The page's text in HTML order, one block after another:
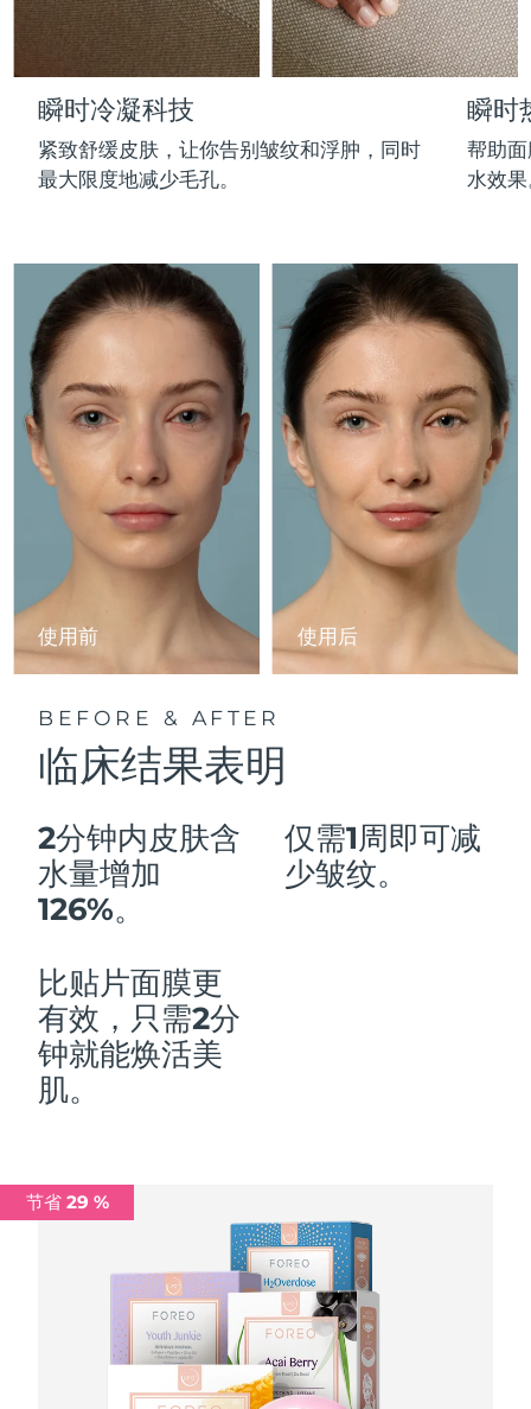
瞬时冷凝科技
紧致舒缓皮肤，让你告别皱纹和浮肿，同时
最大限度地减少毛孔。
瞬时
帮助
水效
使用前 使用后
BEFORE & AFTER
临床结果表明
2分钟内皮肤含
水量增加
126%。
仅需1周即可减
少皱纹。
比贴片面膜更
有效，只需2分
钟就能焕活美
肌。
节省 29 %
PEACH™ 2 go
Travel-friendly IPL hair removal
PEACH™ Cooling Prep Gel
Cooling IPL hair removal gel
SUPERCHARGED™ serum
Firming body serum
ESPADA™ 2
Acne treatment device
ESPADA™ Blemish Solution
ESPADA™ 设备
All acne treatment devices
IRIS™ 2
Rejuvenating eye massager
眼部护肤
眼部护理设备
All revitalizing eye massagers
毛孔护理
KIWI™ derma
Diamond microdermabrasion .
KIWI™
KIWI™ 皮肤护理
Advanced pore care essentials
护发
LUNA™ 4 hair
2-in-1 LED scalp massager
FLIP™ play advanced
LUNA™ Dual-Peptide Scalp
Serum
For healthy hair
牙齿美白
issa™ Teeth Whitening Gel
护肤品 男士
全部购买
FOREO APP
关于我们
中国香港特别行政区 预计送达日期8/10/26
预计送达日期8/9/26
冰岛 8/10/26
印度尼西亚 8/7/26
马恩岛 预计送达日期 8/11/26
以色列 预计送达日期 8/13/26
意大利 预计送达日期8/9/26
日本 8/12/26
泽西岛 预计送达日期8/14/26
哈萨克斯坦 预计送达日期
科威特 预计送达日期 8/9/26
卢森堡 预计送达日期8/9/26
中国澳门特别行政区
马来西亚
马耳他
墨西哥
荷兰
预计送达日期
预计送达日期
预计送达日期